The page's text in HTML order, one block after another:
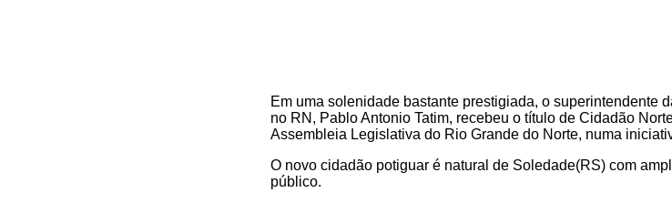
Em uma solenidade bastante prestigiada, o superintendente
no RN, Pablo Antonio Tatim, recebeu o título de Cidadão
Assembleia Legislativa do Rio Grande do Norte, numa
O novo cidadão potiguar é natural de Soledade(RS) com
público.